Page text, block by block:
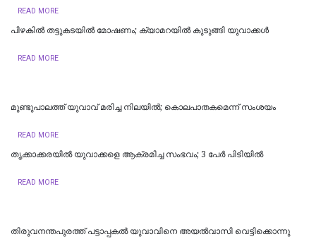
READ MORE
പിഴകിൽ തട്ടുകടയിൽ മോഷണം; ക്യാമറയിൽ കുടുങ്ങി യുവാക്കൾ
READ MORE
മുണ്ടുപാലത്ത് യുവാവ് മരിച്ച നിലയില്‍; കൊലപാതകമെന്ന് സംശയം
READ MORE
തൃക്കാക്കരയിൽ യുവാക്കളെ ആക്രമിച്ച സംഭവം; 3 പേർ പിടിയിൽ
READ MORE
തിരുവനന്തപുരത്ത് പട്ടാപ്പകൽ യുവാവിനെ അയൽവാസി വെട്ടിക്കൊന്നു